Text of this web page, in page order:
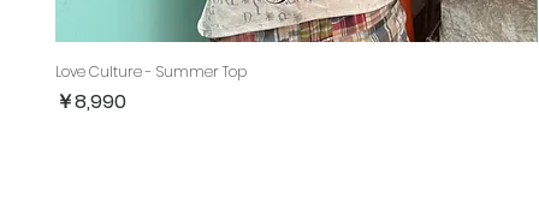
Love Culture - Summer Top
価格
￥8,990